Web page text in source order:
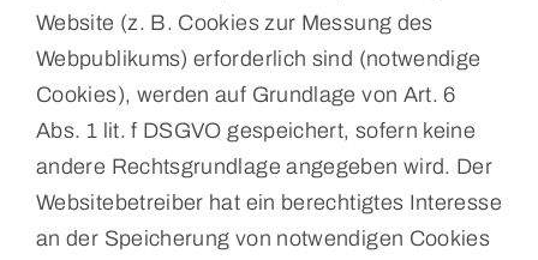
Website (z. B. Cookies zur Messung des
Webpublikums) erforderlich sind (notwendige
Cookies), werden auf Grundlage von Art. 6
Abs. 1 lit. f DSGVO gespeichert, sofern keine
andere Rechtsgrundlage angegeben wird. Der
Websitebetreiber hat ein berechtigtes Interesse
an der Speicherung von notwendigen Cookies